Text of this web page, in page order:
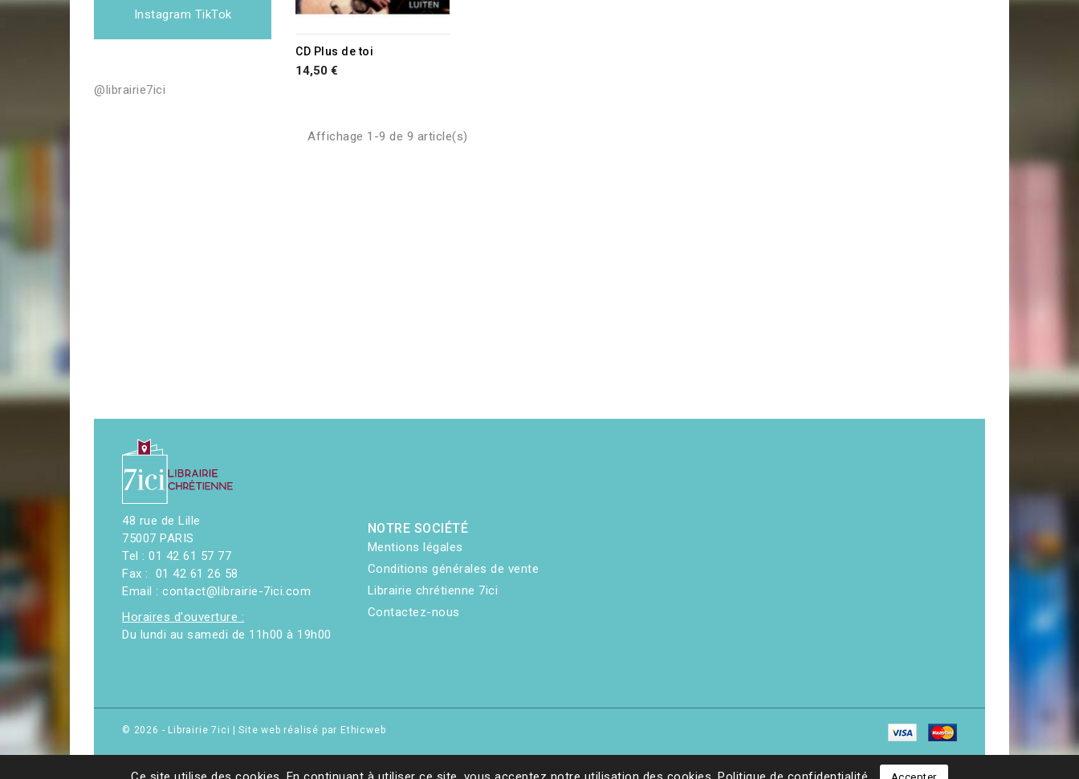
Instagram TikTok
@librairie7ici
CD Plus de toi
14,50 €
Affichage 1-9 de 9 article(s)
48 rue de Lille
75007 PARIS
Tel : 01 42 61 57 77
Fax : 01 42 61 26 58
Email : contact@librairie-7ici.com
Horaires d'ouverture :
Du lundi au samedi de 11h00 à 19h00
NOTRE SOCIÉTÉ
Mentions légales
Conditions générales de vente
Librairie chrétienne 7ici
Contactez-nous
© 2026 - Librairie 7ici |Site web réalisé par Ethicweb